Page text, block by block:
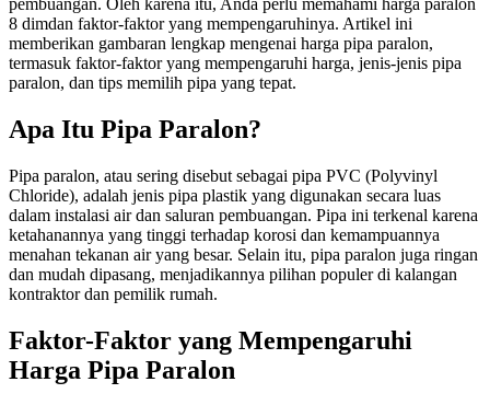
8 dimdan faktor-faktor yang mempengaruhinya. Artikel ini
memberikan gambaran lengkap mengenai harga pipa paralon,
termasuk faktor-faktor yang mempengaruhi harga, jenis-jenis pipa
paralon, dan tips memilih pipa yang tepat.
Apa Itu Pipa Paralon?
Pipa paralon, atau sering disebut sebagai pipa PVC (Polyvinyl
Chloride), adalah jenis pipa plastik yang digunakan secara luas
dalam instalasi air dan saluran pembuangan. Pipa ini terkenal karena
ketahanannya yang tinggi terhadap korosi dan kemampuannya
menahan tekanan air yang besar. Selain itu, pipa paralon juga ringan
dan mudah dipasang, menjadikannya pilihan populer di kalangan
kontraktor dan pemilik rumah.
Faktor-Faktor yang Mempengaruhi
Harga Pipa Paralon